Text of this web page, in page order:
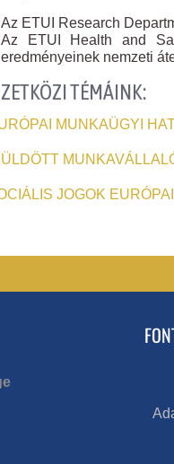
Az ETUI Research
Az ETUI Health and
eredményeinek nemzeti
TÉMÁINK:
MUNKAÜGYI
JOGOK